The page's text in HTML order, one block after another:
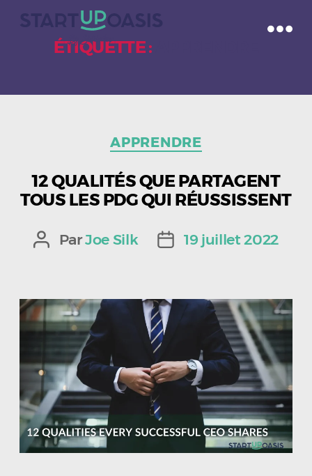
ÉTIQUETTE :
APPRENDRE
12 QUALITÉS QUE PARTAGENT
TOUS LES PDG QUI RÉUSSISSENT
Auteur
ParJoe Silk
Date19 juillet 2022